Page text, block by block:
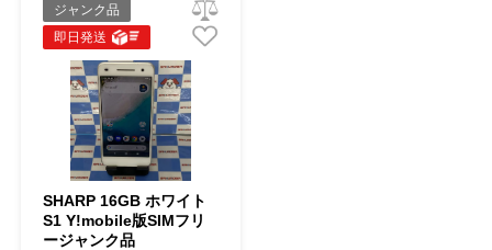
ジャンク品
即日発送
SHARP 16GB ホワイト
S1 Y!mobile版SIMフリ
ージャンク品